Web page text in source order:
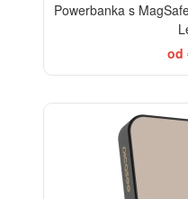
Powerbanka s
od